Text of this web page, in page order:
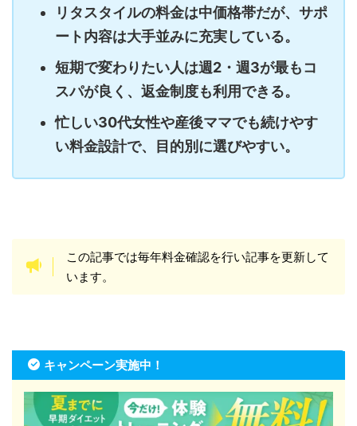
リタスタイルの料金は中価格帯だが、サポ
ート内容は大手並みに充実している。
短期で変わりたい人は週2・週3が最もコ
スパが良く、返金制度も利用できる。
忙しい30代女性や産後ママでも続けやす
い料金設計で、目的別に選びやすい。
この記事では毎年料金確認を行い記事を更新して
います。
キャンペーン実施中！